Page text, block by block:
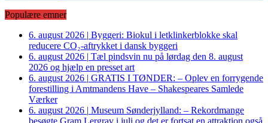
Populære emner
6. august 2026 | Byggeri: Biokul i letklinkerblokke skal
reducere CO₂-aftrykket i dansk byggeri
6. august 2026 | Tæl pindsvin nu på lørdag den 8. august
2026 og hjælp en presset art
6. august 2026 | GRATIS I TØNDER: – Oplev en forrygende
forestilling i Amtmandens Have – Shakespeares Samlede
Værker
6. august 2026 | Museum Sønderjylland: – Rekordmange
besøgte Gram Lergrav i juli og det er fortsat en attraktion også